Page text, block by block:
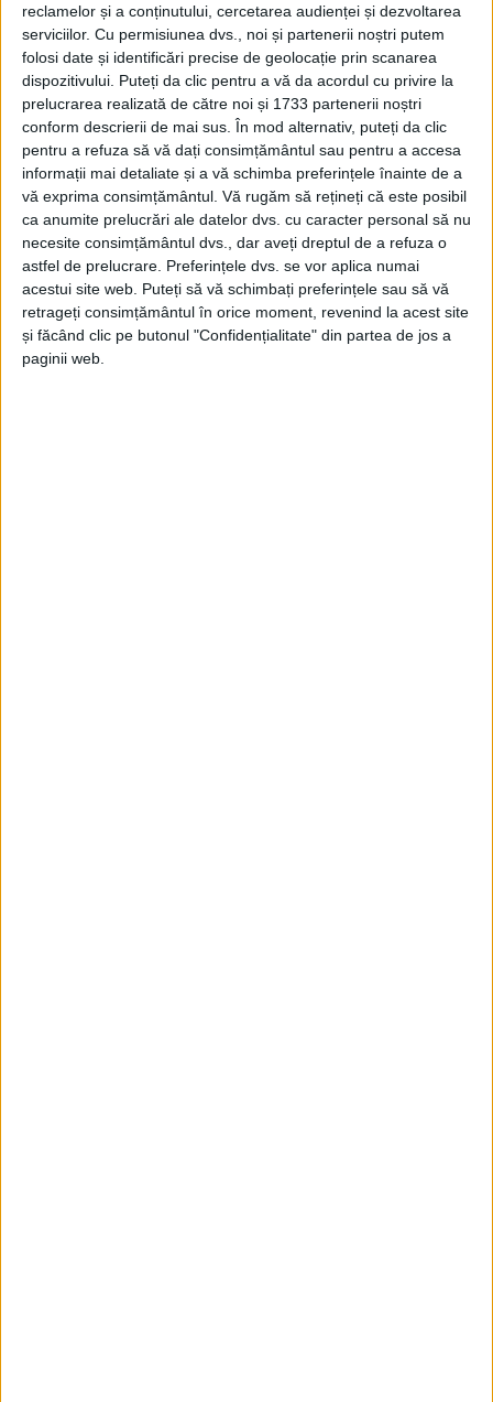
reclamelor și a conținutului, cercetarea audienței și dezvoltarea
serviciilor. Cu permisiunea dvs., noi și partenerii noștri putem
folosi date și identificări precise de geolocație prin scanarea
dispozitivului. Puteți da clic pentru a vă da acordul cu privire la
prelucrarea realizată de către noi și 1733 partenerii noștri
conform descrierii de mai sus. În mod alternativ, puteți da clic
pentru a refuza să vă dați consimțământul sau pentru a accesa
informații mai detaliate și a vă schimba preferințele înainte de a
vă exprima consimțământul. Vă rugăm să rețineți că este posibil
ca anumite prelucrări ale datelor dvs. cu caracter personal să nu
necesite consimțământul dvs., dar aveți dreptul de a refuza o
astfel de prelucrare. Preferințele dvs. se vor aplica numai
acestui site web. Puteți să vă schimbați preferințele sau să vă
retrageți consimțământul în orice moment, revenind la acest site
și făcând clic pe butonul "Confidențialitate" din partea de jos a
paginii web.
tuberculoză din județul Suceava și de unde accesul
la serviciile medicale urbane este dificil. Pacienții
diagnosticați cu tuberculoză vor beneficia de
serviciile de consiliere și sprijin asigurate de Federația
UNOPA – Uniunea Națională a Organizațiilor
Persoanelor Afectate de HIV/SIDA. Astfel, persoanele
care vor primi bilet de trimitere către medicul
specialist din partea echipei de la caravană vor fi
ajutate în vederea finalizării procesului de
diagnosticare și pentru asigurarea serviciilor
medicale în privința tratamentului tuberculozei. În
paralel, Asociația pentru Sprijinirea Pacienților cu
Tuberculoză Multidrog rezistentă va asigura servicii